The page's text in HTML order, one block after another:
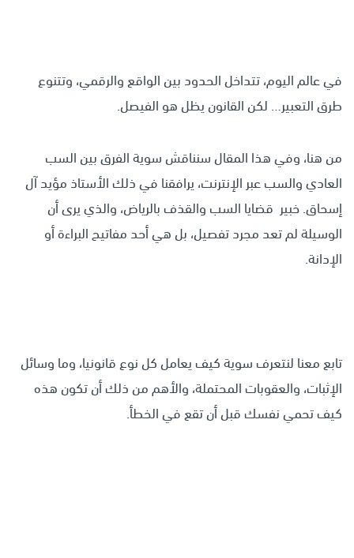
في عالم اليوم، تتداخل الحدود بين الواقع والرقمي، وتتنوع
طرق التعبير… لكن القانون يظل هو الفيصل.
من هنا، وفي هذا المقال سنناقش سوية الفرق بين السب
العادي والسب عبر الإنترنت، يرافقنا في ذلك الأستاذ مؤيد آل
إسحاق. خبير قضايا السب والقذف بالرياض، والذي يرى أن
الوسيلة لم تعد مجرد تفصيل، بل هي أحد مفاتيح البراءة أو
الإدانة.
تابع معنا لنتعرف سوية كيف يعامل كل نوع قانونيا، وما وسائل
الإثبات، والعقوبات المحتملة، والأهم من ذلك أن تكون هذه
كيف تحمي نفسك قبل أن تقع في الخطأ.